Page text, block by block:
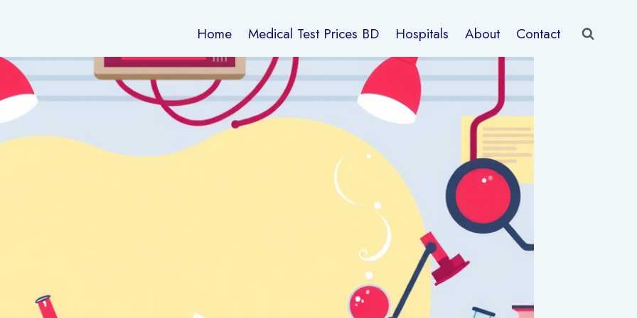
Home Medical Test Prices BD Hospitals About Contact